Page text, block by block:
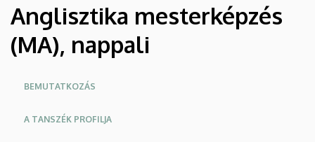
Angol-
Amerikai
Intézet
Anglisztika mesterképzés
(MA), nappali
Oldalmenü
BEMUTATKOZÁS
A TANSZÉK PROFILJA